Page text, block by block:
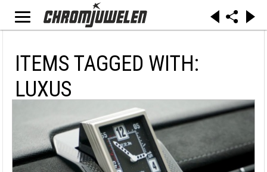
ITEMS TAGGED WITH:
LUXUS